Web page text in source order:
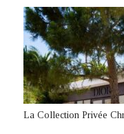
La Collection Privée